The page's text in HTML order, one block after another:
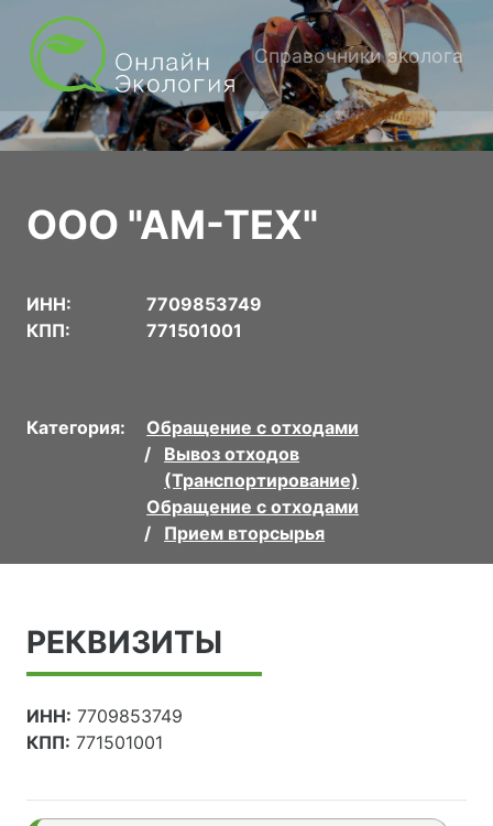
Справочники эколога
ООО "АМ-ТЕХ"
ИНН:
7709853749
КПП:
771501001
Категория:
Обращение с отходами
Вывоз отходов
(Транспортирование)
Обращение с отходами
Прием вторсырья
РЕКВИЗИТЫ
ИНН: 7709853749
КПП: 771501001